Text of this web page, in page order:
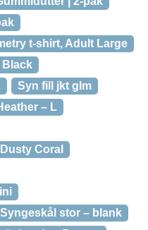
t-shirt, Adult Large
Black
Syn fill jkt glm
– L
Coral
Syngeskål stor – blank